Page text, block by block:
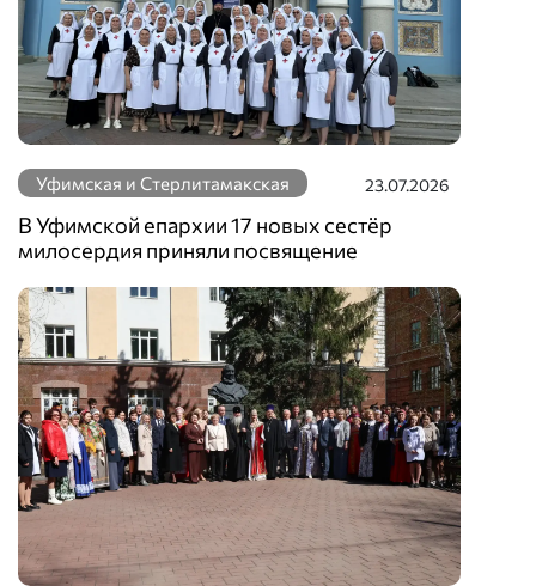
Уфимская и Стерлитамакская 23.07.2026
В Уфимской епархии 17 новых сестёр
милосердия приняли посвящение